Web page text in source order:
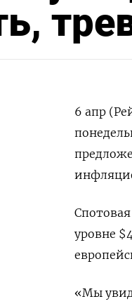
6 апр
уровне
«Мы